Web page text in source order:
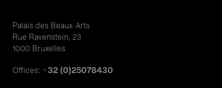
Palais des Beaux-Arts
Rue Ravenstein, 23
1000 Bruxelles
Offices: +32 (0)25078430